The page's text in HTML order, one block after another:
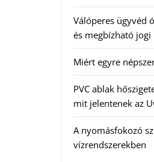
Válóperes ügyvéd
és megbízható jogi
Miért egyre
PVC ablak
mit jelentenek az
A nyomásfokozó
vízrendszerekben